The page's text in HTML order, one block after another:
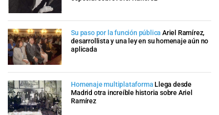
Su paso por la función pública Ariel Ramírez,
desarrollista y una ley en su homenaje aún no
aplicada
Homenaje multiplataforma Llega desde
Madrid otra increíble historia sobre Ariel
Ramírez